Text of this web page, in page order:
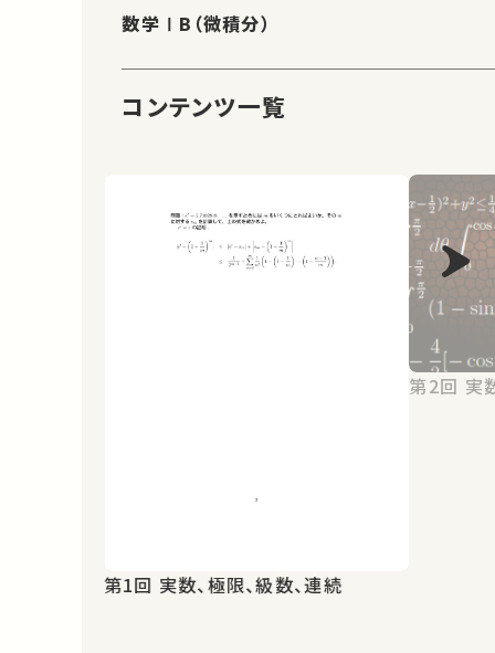
数学ⅠB（微積分）
コンテンツ一覧
第1回 実数、極限、級数、連続
第2